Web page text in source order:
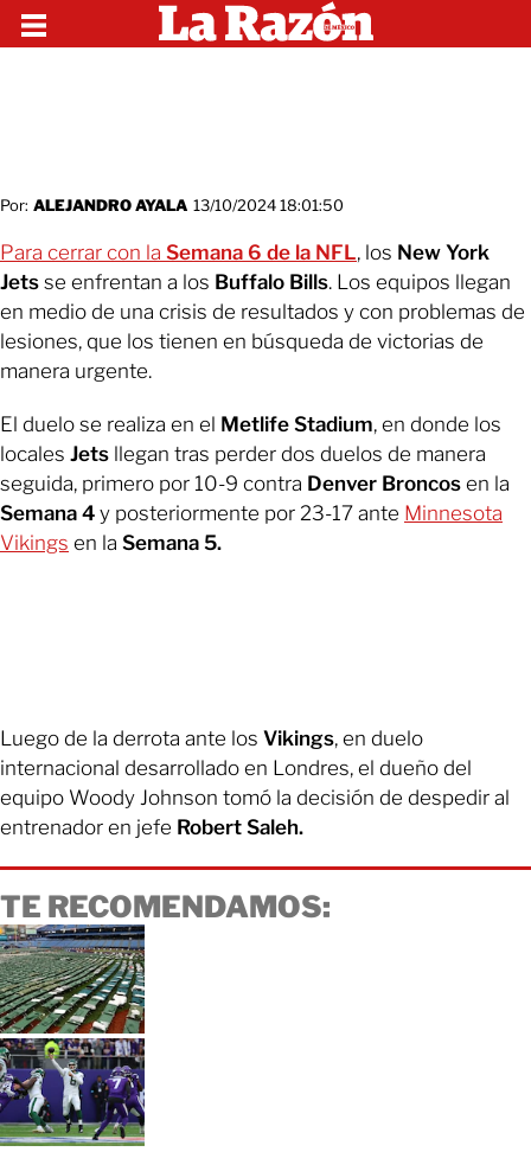
Por: ALEJANDRO AYALA 13/10/2024 18:01:50
Para cerrar con la Semana 6 de la NFL, los New York
Jets se enfrentan a los Buffalo Bills. Los equipos llegan
en medio de una crisis de resultados y con problemas de
lesiones, que los tienen en búsqueda de victorias de
manera urgente.
El duelo se realiza en el Metlife Stadium, en donde los
locales Jets llegan tras perder dos duelos de manera
seguida, primero por 10-9 contra Denver Broncos en la
Semana 4 y posteriormente por 23-17 ante Minnesota
Vikings en la Semana 5.
Luego de la derrota ante los Vikings, en duelo
internacional desarrollado en Londres, el dueño del
equipo Woody Johnson tomó la decisión de despedir al
entrenador en jefe Robert Saleh.
TE RECOMENDAMOS: